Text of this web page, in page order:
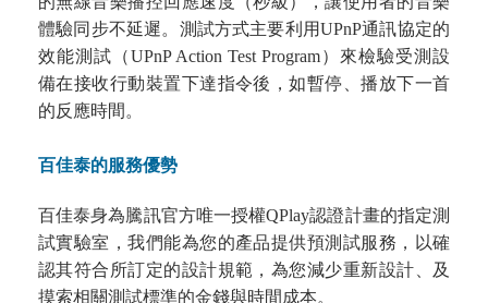
體驗同步不延遲。測試方式主要利用UPnP通訊協定的
效能測試（UPnP Action Test Program）來檢驗受測設
備在接收行動裝置下達指令後，如暫停、播放下一首
的反應時間。
百佳泰的服務優勢
百佳泰身為騰訊官方唯一授權QPlay認證計畫的指定測
試實驗室，我們能為您的產品提供預測試服務，以確
認其符合所訂定的設計規範，為您減少重新設計、及
摸索相關測試標準的金錢與時間成本。